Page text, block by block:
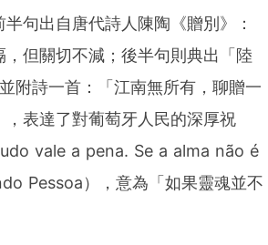
句出自唐代詩人陳陶《贈別》：
，但關切不減；後半句則典出「陸
附詩一首：「江南無所有，聊贈一
表達了對葡萄牙人民的深厚祝
vale a pena. Se a alma não é
Pessoa），意為「如果靈魂並不